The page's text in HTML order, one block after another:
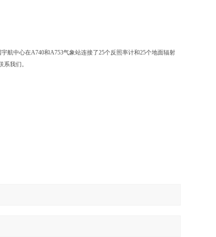
航中心在A740和A753气象站连接了25个反照率计和25个地面辐射
我们。